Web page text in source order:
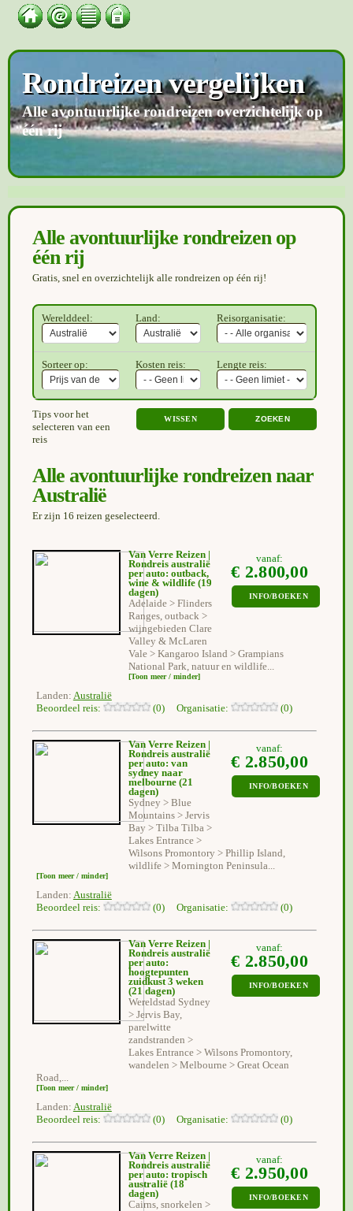
Rondreizen vergelijken
Alle avontuurlijke rondreizen overzichtelijk op
één rij
Alle avontuurlijke rondreizen op
één rij
Gratis, snel en overzichtelijk alle rondreizen op één rij!
Werelddeel: Land: Reisorganisatie:
Sorteer op: Kosten reis: Lengte reis:
WISSEN
Tips voor het
selecteren van een
reis
Alle avontuurlijke rondreizen naar
Australië
Er zijn 16 reizen geselecteerd.
vanaf:
€ 2.800,00
INFO/BOEKEN
Van Verre Reizen |
Rondreis australië
per auto: outback,
wine & wildlife (19
dagen)
Adelaide > Flinders
Ranges, outback >
wijngebieden Clare
Valley & McLaren
Vale > Kangaroo Island > Grampians
National Park, natuur en wildlife...
[Toon meer / minder]
Landen: Australië
Beoordeel reis:
(0) Organisatie: (0)
vanaf:
€ 2.850,00
INFO/BOEKEN
Van Verre Reizen |
Rondreis australië
per auto: van
sydney naar
melbourne (21
dagen)
Sydney > Blue
Mountains > Jervis
Bay > Tilba Tilba >
Lakes Entrance >
Wilsons Promontory > Phillip Island,
wildlife > Mornington Peninsula...
[Toon meer / minder]
Landen: Australië
Beoordeel reis:
(0) Organisatie: (0)
vanaf:
€ 2.850,00
INFO/BOEKEN
Van Verre Reizen |
Rondreis australië
per auto:
hoogtepunten
zuidkust 3 weken
(21 dagen)
Wereldstad Sydney
> Jervis Bay,
parelwitte
zandstranden >
Lakes Entrance > Wilsons Promontory,
wandelen > Melbourne > Great Ocean
Road,...
[Toon meer / minder]
Landen: Australië
Beoordeel reis:
(0) Organisatie: (0)
vanaf:
€ 2.950,00
INFO/BOEKEN
Van Verre Reizen |
Rondreis australië
per auto: tropisch
australië (18
dagen)
Cairns, snorkelen >